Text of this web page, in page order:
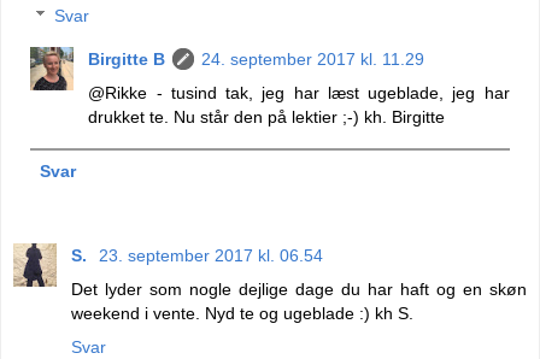
Svar
Birgitte B
24. september 2017 kl. 11.29
@Rikke - tusind tak, jeg har læst ugeblade, jeg har
drukket te. Nu står den på lektier ;-) kh. Birgitte
Svar
S.
23. september 2017 kl. 06.54
Det lyder som nogle dejlige dage du har haft og en skøn
weekend i vente. Nyd te og ugeblade :) kh S.
Svar